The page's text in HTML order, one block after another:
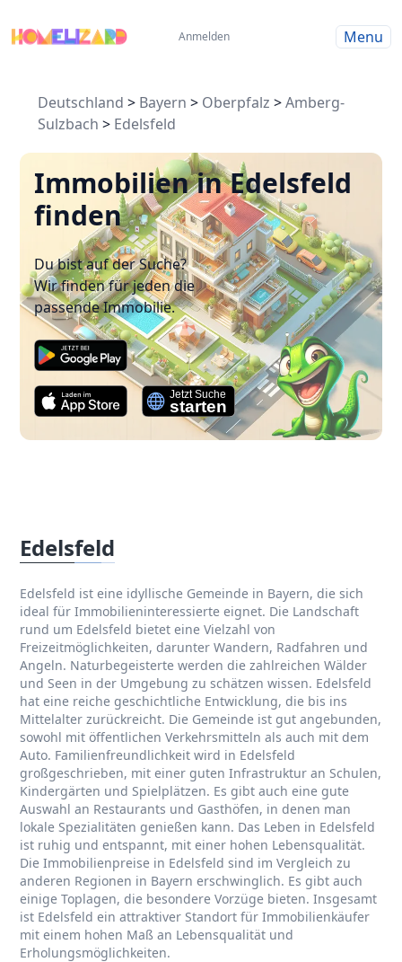
Anmelden Menu
Deutschland > Bayern > Oberpfalz >Amberg-
Sulzbach > Edelsfeld
Immobilien in Edelsfeld
finden
Du bist auf der Suche?
Wir finden für jeden die
passende Immobilie.
Edelsfeld
Edelsfeld ist eine idyllische Gemeinde in Bayern, die sich
ideal für Immobilieninteressierte eignet. Die Landschaft
rund um Edelsfeld bietet eine Vielzahl von
Freizeitmöglichkeiten, darunter Wandern, Radfahren und
Angeln. Naturbegeisterte werden die zahlreichen Wälder
und Seen in der Umgebung zu schätzen wissen. Edelsfeld
hat eine reiche geschichtliche Entwicklung, die bis ins
Mittelalter zurückreicht. Die Gemeinde ist gut angebunden,
sowohl mit öffentlichen Verkehrsmitteln als auch mit dem
Auto. Familienfreundlichkeit wird in Edelsfeld
großgeschrieben, mit einer guten Infrastruktur an Schulen,
Kindergärten und Spielplätzen. Es gibt auch eine gute
Auswahl an Restaurants und Gasthöfen, in denen man
lokale Spezialitäten genießen kann. Das Leben in Edelsfeld
ist ruhig und entspannt, mit einer hohen Lebensqualität.
Die Immobilienpreise in Edelsfeld sind im Vergleich zu
anderen Regionen in Bayern erschwinglich. Es gibt auch
einige Toplagen, die besondere Vorzüge bieten. Insgesamt
ist Edelsfeld ein attraktiver Standort für Immobilienkäufer
mit einem hohen Maß an Lebensqualität und
Erholungsmöglichkeiten.